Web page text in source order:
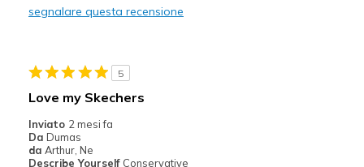
Going Out
Travel
segnalare questa recensione
5
Love my Skechers
Inviato 2 mesi fa
Da Dumas
da Arthur, Ne
Describe Yourself Conservative